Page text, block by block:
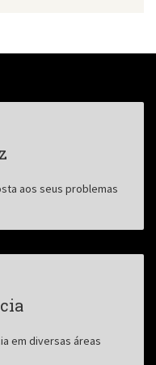
aos seus problemas
em diversas áreas